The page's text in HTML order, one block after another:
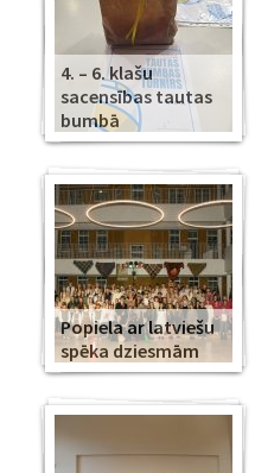
4. – 6. klašu
sacensības tautas
bumbā
Popiela ar latviešu
spēka dziesmām